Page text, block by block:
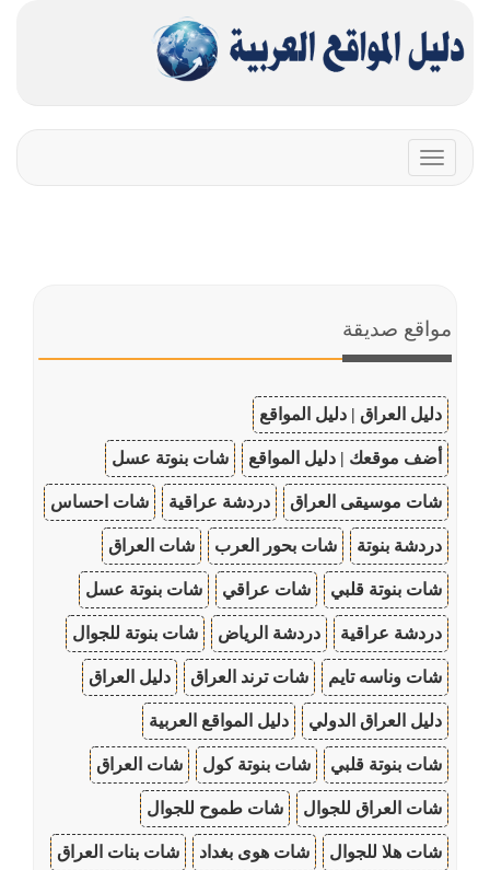
Toggle
navigation
مواقع صديقة
دليل العراق | دليل المواقع
أضف موقعك | دليل المواقع شات بنوتة عسل
شات موسيقى العراق دردشة عراقية شات احساس
دردشة بنوتة شات بحور العرب شات العراق
شات بنوتة قلبي شات عراقي شات بنوتة عسل
دردشة عراقية دردشة الرياض شات بنوتة للجوال
شات وناسه تايم شات ترند العراق دليل العراق
دليل العراق الدولي دليل المواقع العربية
شات بنوتة قلبي شات بنوتة كول شات العراق
شات العراق للجوال شات طموح للجوال
شات هلا للجوال شات هوى بغداد شات بنات العراق